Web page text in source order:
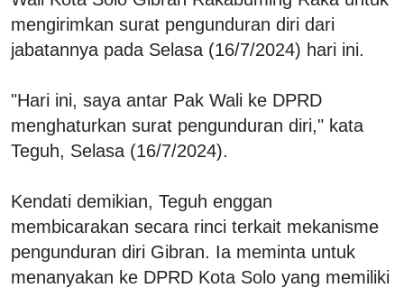
mengirimkan surat pengunduran diri dari
jabatannya pada Selasa (16/7/2024) hari ini.
"Hari ini, saya antar Pak Wali ke DPRD
menghaturkan surat pengunduran diri," kata
Teguh, Selasa (16/7/2024).
Kendati demikian, Teguh enggan
membicarakan secara rinci terkait mekanisme
pengunduran diri Gibran. Ia meminta untuk
menanyakan ke DPRD Kota Solo yang memiliki